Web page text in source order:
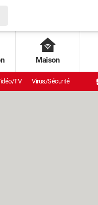
Maison
TV Virus/Sécurité